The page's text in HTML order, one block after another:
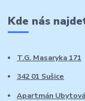
Kde nás
T.G. Masaryka 171
342 01 Sušice
Apartmán